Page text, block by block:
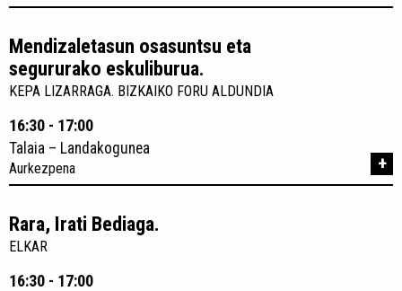
Mendizaletasun osasuntsu eta
segururako eskuliburua.
KEPA LIZARRAGA. BIZKAIKO FORU ALDUNDIA
16:30 - 17:00
Talaia – Landakogunea
Aurkezpena +
Rara, Irati Bediaga.
ELKAR
16:30 - 17:00